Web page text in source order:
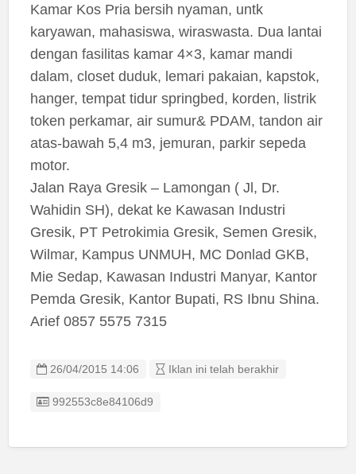
Kamar Kos Pria bersih nyaman, untk
karyawan, mahasiswa, wiraswasta. Dua lantai
dengan fasilitas kamar 4×3, kamar mandi
dalam, closet duduk, lemari pakaian, kapstok,
hanger, tempat tidur springbed, korden, listrik
token perkamar, air sumur& PDAM, tandon air
atas-bawah 5,4 m3, jemuran, parkir sepeda
motor.
Jalan Raya Gresik – Lamongan ( Jl, Dr.
Wahidin SH), dekat ke Kawasan Industri
Gresik, PT Petrokimia Gresik, Semen Gresik,
Wilmar, Kampus UNMUH, MC Donlad GKB,
Mie Sedap, Kawasan Industri Manyar, Kantor
Pemda Gresik, Kantor Bupati, RS Ibnu Shina.
Arief 0857 5575 7315
26/04/2015 14:06 Iklan ini telah berakhir
Listing ID
992553c8e84106d9